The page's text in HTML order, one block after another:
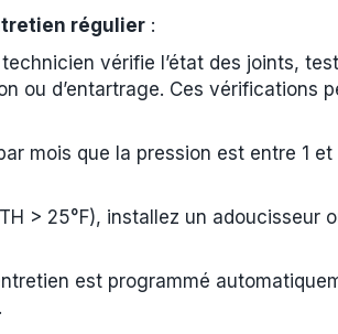
régulier :
technicien vérifie l’état des joints,
ou d’entartrage. Ces vérifications
mois que la pression est entre 1
> 25°F), installez un adoucisseur
est programmé